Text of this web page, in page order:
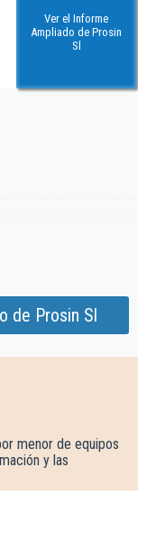
Ver el Informe
Ampliado de Prosin
Sl
de Prosin Sl
menor de equipos
y las